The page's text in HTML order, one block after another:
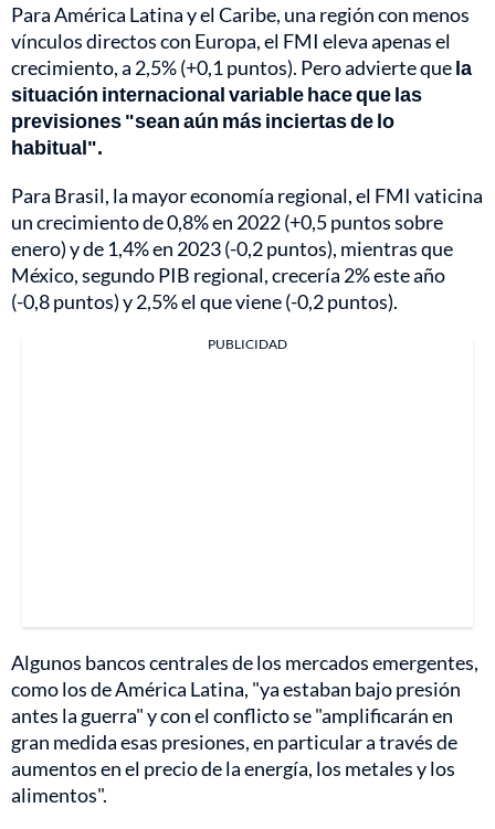
Para América Latina y el Caribe, una región con menos
vínculos directos con Europa, el FMI eleva apenas el
crecimiento, a 2,5% (+0,1 puntos). Pero advierte quela
situación internacional variable hace que las
previsiones "sean aún más inciertas de lo
habitual".
Para Brasil, la mayor economía regional, el FMI vaticina
un crecimiento de 0,8% en 2022 (+0,5 puntos sobre
enero) y de 1,4% en 2023 (-0,2 puntos), mientras que
México, segundo PIB regional, crecería 2% este año
(-0,8 puntos) y 2,5% el que viene (-0,2 puntos).
PUBLICIDAD
Algunos bancos centrales de los mercados emergentes,
como los de América Latina, "ya estaban bajo presión
antes la guerra" y con el conflicto se "amplificarán en
gran medida esas presiones, en particular a través de
aumentos en el precio de la energía, los metales y los
alimentos".